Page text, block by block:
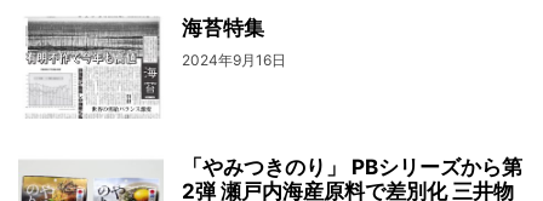
海苔特集
2024年9月16日
「やみつきのり」 PBシリーズから第
2弾 瀬戸内海産原料で差別化 三井物